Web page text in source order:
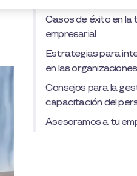
Casos de éxito en la
empresarial
Estrategias para
en las organizaciones
Consejos para la
capacitación del
Asesoramos a tu